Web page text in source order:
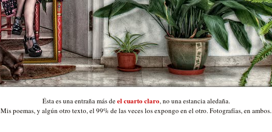
Ésta es una entraña más deel cuarto claro,no una estancia aledaña.
Mis poemas, y algún otro texto, el 99% de las veces los expongo en el otro. Fotografías, en ambos.